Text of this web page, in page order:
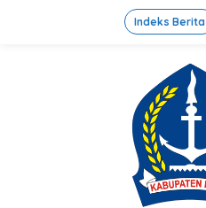
Indeks Berita